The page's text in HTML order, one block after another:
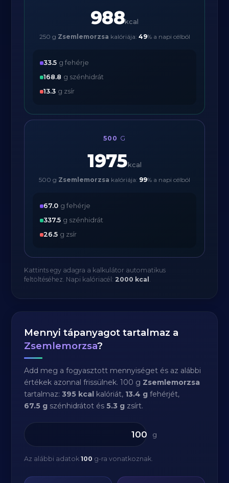
988kcal
250 g Zsemlemorzsa kalóriája: 49% a napi célból
33.5 g fehérje
168.8 g szénhidrát
13.3 g zsír
500 G
1975 kcal
500 g Zsemlemorzsa kalóriája: 99% a napi célból
67.0 g fehérje
337.5 g szénhidrát
26.5 g zsír
Kattints egy adagra a kalkulátor automatikus
feltöltéséhez. Napi kalóriacél: 2000 kcal .
Mennyi tápanyagot tartalmaz a
Zsemlemorzsa?
Add meg a fogyasztott mennyiséget és az alábbi
értékek azonnal frissülnek. 100 g Zsemlemorzsa
tartalmaz:395 kcal kalóriát, 13.4 g fehérjét,
67.5 g szénhidrátot és5.3 g zsírt.
g
Az alábbi adatok100 g-ra vonatkoznak.